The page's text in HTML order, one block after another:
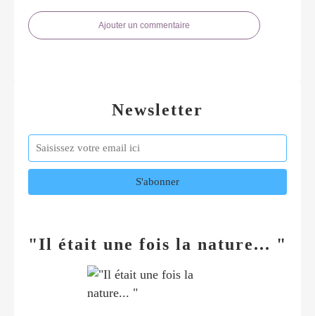
Ajouter un commentaire
Newsletter
"Il était une fois la nature... "